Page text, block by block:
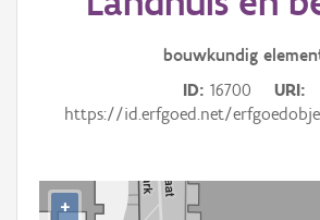
Erfgoedobject
Gebeurtenis
bouwkundig
ID 16700
URI
https://id.erfgoed.net/
+